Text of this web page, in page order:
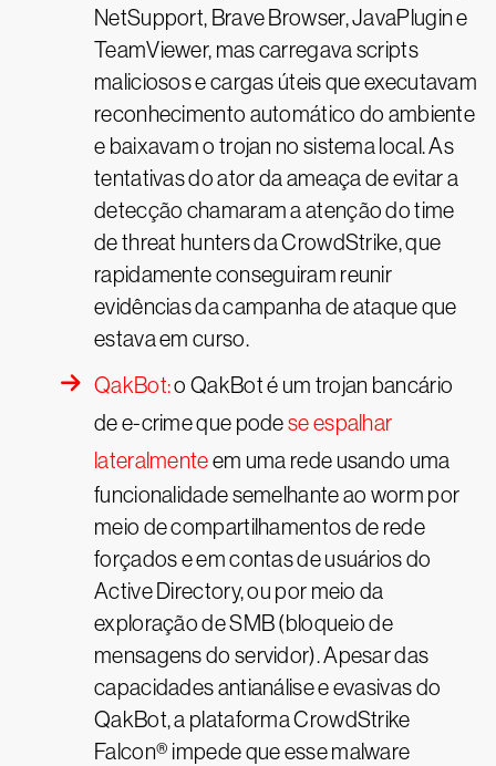
NetSupport, Brave Browser, JavaPlugin e
TeamViewer, mas carregava scripts
maliciosos e cargas úteis que executavam
reconhecimento automático do ambiente
e baixavam o trojan no sistema local. As
tentativas do ator da ameaça de evitar a
detecção chamaram a atenção do time
de threat hunters da CrowdStrike, que
rapidamente conseguiram reunir
evidências da campanha de ataque que
estava em curso.
QakBot:o QakBot é um trojan bancário
de e-crime que podese espalhar
lateralmenteem uma rede usando uma
funcionalidade semelhante ao worm por
meio de compartilhamentos de rede
forçados e em contas de usuários do
Active Directory, ou por meio da
exploração de SMB (bloqueio de
mensagens do servidor). Apesar das
capacidades antianálise e evasivas do
QakBot, a plataforma CrowdStrike
Falcon® impede que esse malware